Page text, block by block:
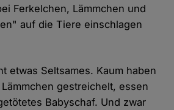
Ferkelchen, Lämmchen und
auf die Tiere einschlagen
etwas Seltsames. Kaum haben
gestreichelt, essen
Babyschaf. Und zwar